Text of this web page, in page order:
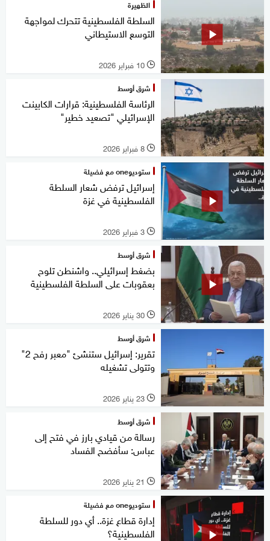
الظهيرة
السلطة الفلسطينية تتحرك لمواجهة
التوسع الاستيطاني
l 10 فبراير 2026
شرق أوسط
الرئاسة الفلسطينية: قرارات الكابينت
الإسرائيلي "تصعيد خطير"
l 8 فبراير 2026
ستوديوone مع فضيلة
إسرائيل ترفض شعار السلطة
الفلسطينية في غزة
l 3 فبراير 2026
شرق أوسط
بضغط إسرائيلي.. واشنطن تلوح
بعقوبات على السلطة الفلسطينية
l 30 يناير 2026
شرق أوسط
تقرير: إسرائيل ستنشئ "معبر رفح 2"
وتتولى تشغيله
l 23 يناير 2026
شرق أوسط
رسالة من قيادي بارز في فتح إلى
عباس: سأفضح الفساد
l 21 يناير 2026
ستوديوone مع فضيلة
إدارة قطاع غزة.. أي دور للسلطة
الفلسطينية؟